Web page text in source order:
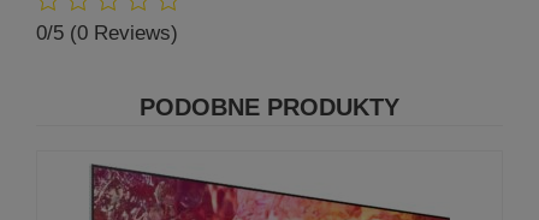
0/5 (0 Reviews)
PODOBNE PRODUKTY